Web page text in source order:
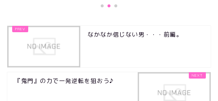
なかなか信じない男・・・前編。
『鬼門』の力で一発逆転を狙おう♪